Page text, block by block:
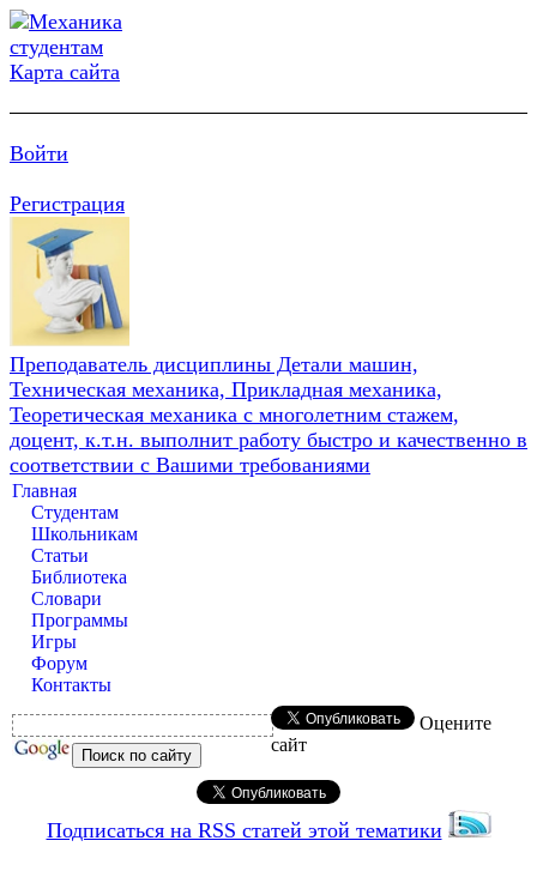
Карта сайта
Войти
Регистрация
Преподаватель дисциплины Детали машин,
Техническая механика, Прикладная механика,
Теоретическая механика с многолетним стажем,
доцент, к.т.н. выполнит работу быстро и качественно в
соответствии с Вашими требованиями
Главная
Студентам
Школьникам
Статьи
Библиотека
Словари
Программы
Игры
Форум
Контакты
Оцените
сайт
Подписаться на RSS статей этой тематики